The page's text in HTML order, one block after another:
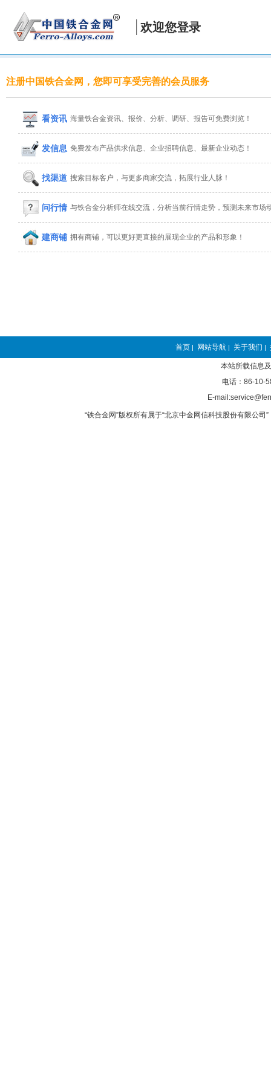
欢迎您登录
注册中国铁合金网，您即可享受完善的会员服务
看资讯 海量铁合金资讯、报价、分析、调研、报告可免费浏览！
发信息 免费发布产品供求信息、企业招聘信息、最新企业动态！
找渠道 搜索目标客户，与更多商家交流，拓展行业人脉！
问行情 与铁合金分析师在线交流，分析当前行情走势，预测未来市场
建商铺 拥有商铺，可以更好更直接的展现企业的产品和形象！
首页 | 网站导航 | 关于我们 |
本站所载信息
电话：86-10-
E-
“铁合金网”版权所有属于“北京中金网信科技股份有限公司